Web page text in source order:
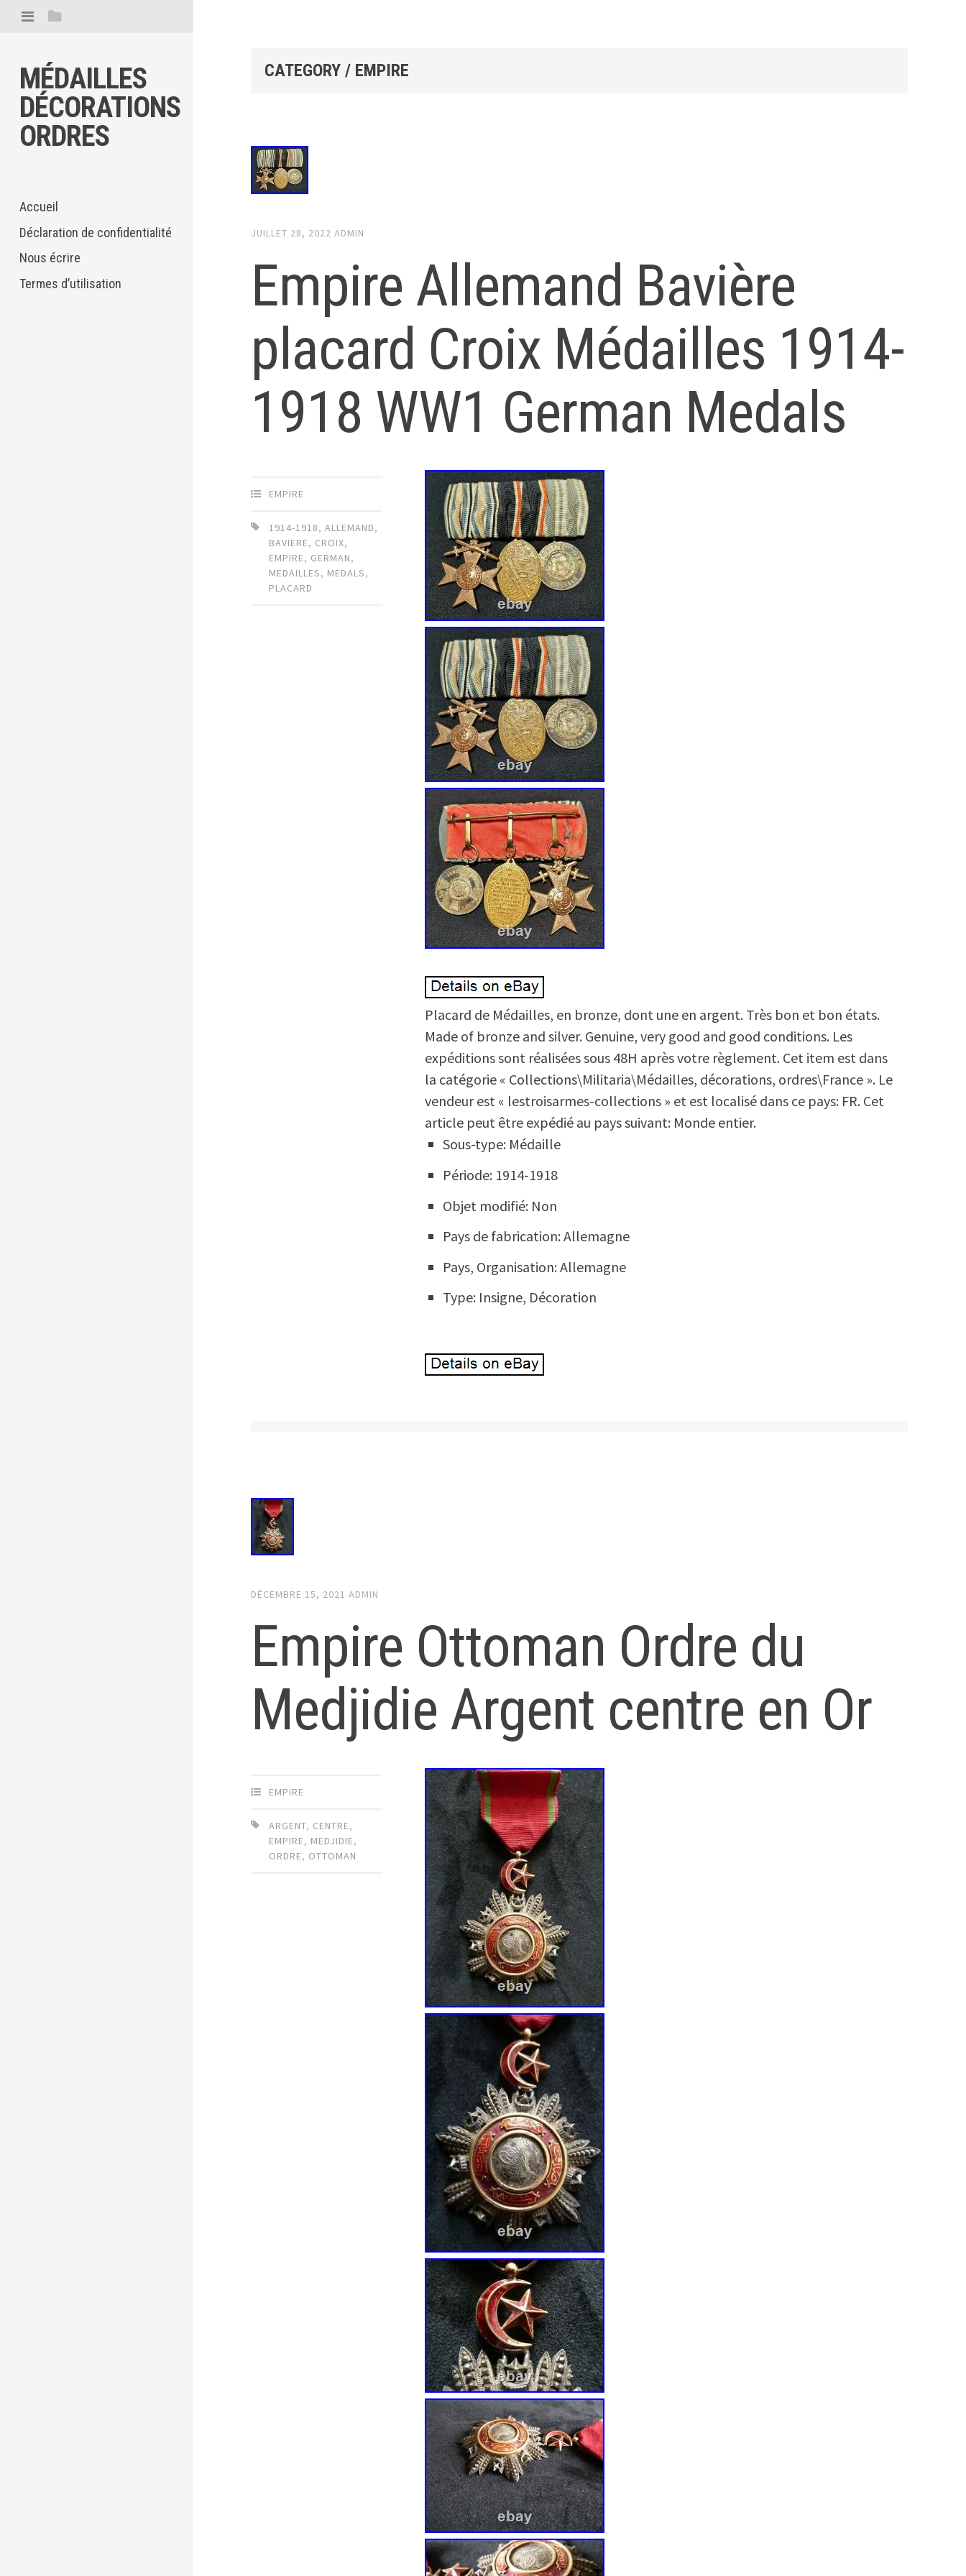
MÉDAILLES
DÉCORATIONS
ORDRES
Accueil
Déclaration de confidentialité
Nous écrire
Termes d’utilisation
CATEGORY / EMPIRE
JUILLET 28, 2022 ADMIN
Empire Allemand Bavière
placard Croix Médailles 1914-
1918 WW1 German Medals
EMPIRE
1914-1918,ALLEMAND,
BAVIERE, CROIX,
EMPIRE, GERMAN,
MEDAILLES, MEDALS,
PLACARD
Placard de Médailles, en bronze, dont une en argent. Très bon et bon états.
Made of bronze and silver. Genuine, very good and good conditions. Les
expéditions sont réalisées sous 48H après votre règlement. Cet item est dans
la catégorie « Collections\Militaria\Médailles, décorations, ordres\France ». Le
vendeur est « lestroisarmes-collections » et est localisé dans ce pays: FR. Cet
article peut être expédié au pays suivant: Monde entier.
Sous-type: Médaille
Période: 1914-1918
Objet modifié: Non
Pays de fabrication: Allemagne
Pays, Organisation: Allemagne
Type: Insigne, Décoration
DÉCEMBRE 15, 2021 ADMIN
Empire Ottoman Ordre du
Medjidie Argent centre en Or
EMPIRE
ARGENT, CENTRE,
EMPIRE, MEDJIDIE,
ORDRE, OTTOMAN